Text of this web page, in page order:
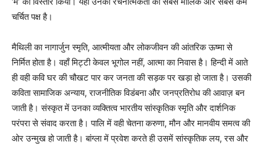
चर्चित पक्ष है।
मैथिली का नागार्जुन स्मृति, आत्मीयता और लोकजीवन की आंतरिक ऊष्मा से
निर्मित होता है। वहाँ मिट्टी केवल भूगोल नहीं, आत्मा का निवास है। हिन्दी में आते
ही वही कवि घर की चौखट पार कर जनता की सड़क पर खड़ा हो जाता है। उसकी
कविता सामाजिक अन्याय, राजनीतिक विडंबना और जनप्रतिरोध की आवाज़ बन
जाती है। संस्कृत में उनका व्यक्तित्व भारतीय सांस्कृतिक स्मृति और दार्शनिक
परंपरा से संवाद करता है। पालि में वही चेतना करुणा, मौन और मानवीय समत्व की
ओर उन्मुख हो जाती है। बांग्ला में प्रवेश करते ही उसमें सांस्कृतिक लय, रस और